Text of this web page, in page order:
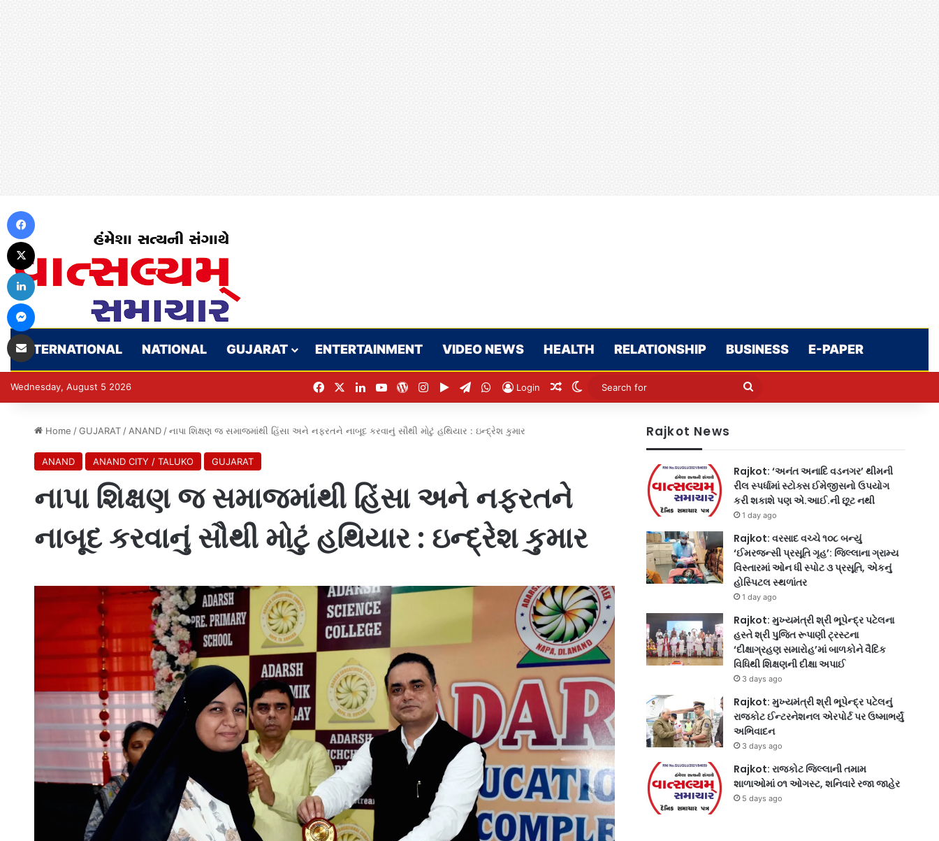
INTERNATIONAL NATIONAL GUJARAT ENTERTAINMENT VIDEO NEWS HEALTH RELATIONSHIP BUSINESS E-PAPER
Wednesday, August 5 2026 FacebookLinkedInYouTubeWordPress
Instagram
Google Play
TelegramWhatsApp
Login Random Article
Switch skin
Search
Home / GUJARAT / ANAND / નાપા શિક્ષણ જ સમાજમાંથી હિંસા અને નફરતને નાબૂદ કરવાનું સૌથી મોટું હથિયાર : ઇન્દ્રેશ કુમાર
ANAND ANAND CITY / TALUKO GUJARAT
નાપા શિક્ષણ જ સમાજમાંથી હિંસા અને નફરતને
નાબૂદ કરવાનું સૌથી મોટું હથિયાર : ઇન્દ્રેશ કુમાર
Rajkot News
Rajkot: ‘અનંત અનાદિ વડનગર’ થીમની
રીલ સ્પર્ધામાં સ્ટોક્સ ઈમેજીસનો ઉપયોગ
કરી શકાશે પણ એ.આઈ.ની છૂટ નથી
1 day ago
Rajkot: વરસાદ વચ્ચે ૧૦૮ બન્યું
‘ઈમરજન્સી પ્રસૂતિ ગૃહ’: જિલ્લાના ગ્રામ્ય
વિસ્તારમાં ઓન ધી સ્પોટ ૩ પ્રસૂતિ, એકનું
હોસ્પિટલ સ્થળાંતર
1 day ago
Rajkot: મુખ્યમંત્રી શ્રી ભૂપેન્દ્ર પટેલના
હસ્તે શ્રી પુજિત રૂપાણી ટ્રસ્ટના
‘દીક્ષાગ્રહણ સમારોહ’માં બાળકોને વૈદિક
વિધિથી શિક્ષણની દીક્ષા અપાઈ
3 days ago
Rajkot: મુખ્યમંત્રી શ્રી ભૂપેન્દ્ર પટેલનું
રાજકોટ ઈન્ટરનેશનલ એરપોર્ટ પર ઉષ્માભર્યું
અભિવાદન
3 days ago
Rajkot: રાજકોટ જિલ્લાની તમામ
શાળાઓમાં ૦૧ ઓગસ્ટ, શનિવારે રજા જાહેર
5 days ago
LinkedIn